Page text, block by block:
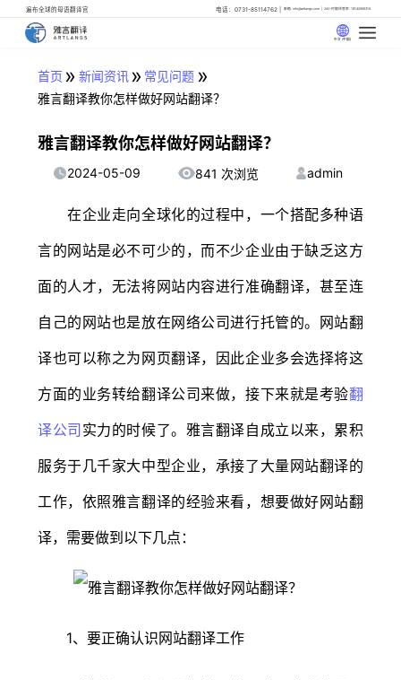
遍布全球的母语翻译官 电话：0731-85114762 邮箱: info@artlangs.com 24小时翻译管家: 18142666316
中文 (中国)
首页 » 新闻资讯» 常见问题 »
雅言翻译教你怎样做好网站翻译？
雅言翻译教你怎样做好网站翻译？
2024-05-09 841 次浏览 admin
在企业走向全球化的过程中，一个搭配多种语
言的网站是必不可少的，而不少企业由于缺乏这方
面的人才，无法将网站内容进行准确翻译，甚至连
自己的网站也是放在网络公司进行托管的。网站翻
译也可以称之为网页翻译，因此企业多会选择将这
方面的业务转给翻译公司来做，接下来就是考验翻
译公司实力的时候了。雅言翻译自成立以来，累积
服务于几千家大中型企业，承接了大量网站翻译的
工作，依照雅言翻译的经验来看，想要做好网站翻
译，需要做到以下几点：
1、要正确认识网站翻译工作